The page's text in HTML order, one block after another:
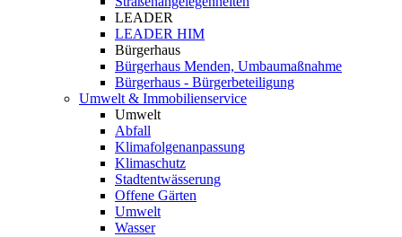
LEADER
LEADER HIM
Bürgerhaus
Bürgerhaus Menden, Umbaumaßnahme
Bürgerhaus - Bürgerbeteiligung
Umwelt & Immobilienservice
Umwelt
Abfall
Klimafolgenanpassung
Klimaschutz
Stadtentwässerung
Offene Gärten
Umwelt
Wasser